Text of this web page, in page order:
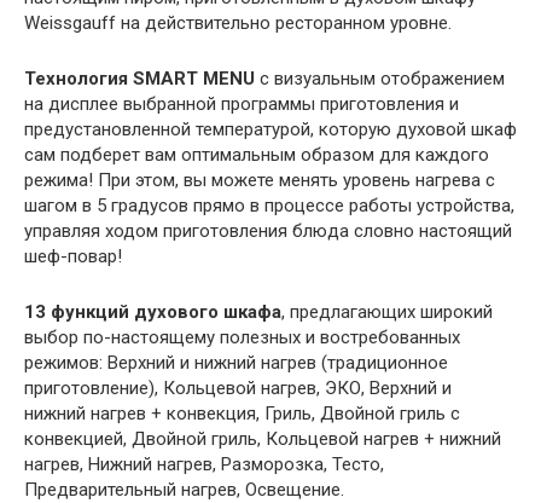
Weissgauff на действительно ресторанном уровне.
Технология SMART MENU с визуальным отображением
на дисплее выбранной программы приготовления и
предустановленной температурой, которую духовой шкаф
сам подберет вам оптимальным образом для каждого
режима! При этом, вы можете менять уровень нагрева с
шагом в 5 градусов прямо в процессе работы устройства,
управляя ходом приготовления блюда словно настоящий
шеф-повар!
13 функций духового шкафа, предлагающих широкий
выбор по-настоящему полезных и востребованных
режимов: Верхний и нижний нагрев (традиционное
приготовление), Кольцевой нагрев, ЭКО, Верхний и
нижний нагрев + конвекция, Гриль, Двойной гриль с
конвекцией, Двойной гриль, Кольцевой нагрев + нижний
нагрев, Нижний нагрев, Разморозка, Тесто,
Предварительный нагрев, Освещение.